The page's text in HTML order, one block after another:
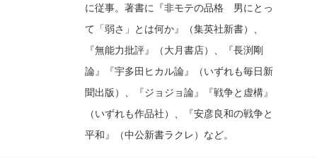
に従事。著書に『非モテの品格 男にとっ
て「弱さ」とは何か』（集英社新書）、
『無能力批評』（大月書店）、『長渕剛
論』『宇多田ヒカル論』（いずれも毎日新
聞出版）、『ジョジョ論』『戦争と虚構』
（いずれも作品社）、『安彦良和の戦争と
平和』（中公新書ラクレ）など。